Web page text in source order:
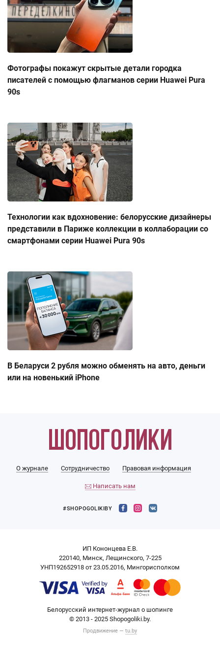
Фотографы покажут скрытые детали городка
писателей с помощью флагманов серии Huawei Pura
90s
Технологии как вдохновение: белорусские дизайнеры
представили в Париже коллекции в коллаборации со
смартфонами серии Huawei Pura 90s
В Беларуси 2 рубля можно обменять на авто, деньги
или на новенький iPhone
О журнале Сотрудничество Правовая информация
Написать нам
#SHOPOGOLIKIBY
ИП Кононцева Е.В.
220140, Минск, Лещинского, 7-225
УНП192652918 от 23.05.2016, Мингорисполком
Белорусский интернет-журнал о шопинге
© 2013 - 2025 Shopogoliki.by.
Продвижение — tu.by